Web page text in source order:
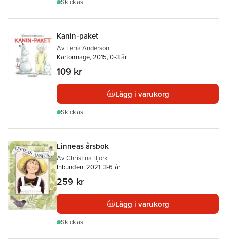
Kanin-paket
Av Lena Anderson
Kartonnage, 2015, 0-3 år
109 kr
Lägg i varukorg
Skickas
Linneas årsbok
Av Christina Björk
Inbunden, 2021, 3-6 år
259 kr
Lägg i varukorg
Skickas